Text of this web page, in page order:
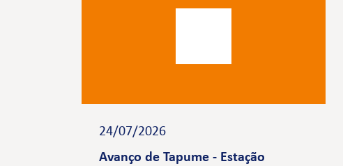
24/07/2026
Avanço de Tapume - Estação